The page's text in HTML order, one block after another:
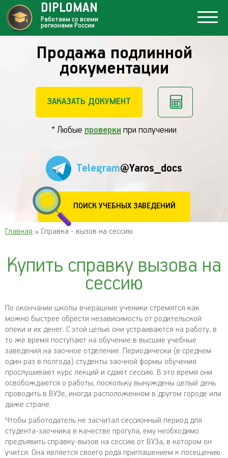
Продажа подлинной
документации
ЗАКАЗАТЬ ДОКУМЕНТ
* Любые проверки при получении
Telegram@Yaros_docs
ПОИСК УЧЕБНЫХ ЗАВЕДЕНИЙ
DIPLOMAN
Работаем со всеми
регионами России
Главная » Справка - вызов на сессию
Купить справку вызова на
сессию
По окончании школы вчерашние ученики стремятся как
можно быстрее обрести независимость от родительской
опеки и их денег. С этой целью они устраиваются на работу, в
то же время поступают на обучение в высшие учебные
заведения на заочное отделение. Периодически (в среднем
один раз в полгода) студенты заочной формы обучения
прослушивают курс лекций и сдают сессию. В это время они
освобождаются о работы, поскольку вынуждены целый день
проводить в ВУЗе, иногда расположенном в другом городе или
даже стране.
Чтобы работодатель не засчитал сессионный период для
студента-заочника в качестве прогула, ему необходимо
предъявить справку-вызов на сессию от ВУЗа, в котором он
учится. Она является своего рода приглашением к посещению